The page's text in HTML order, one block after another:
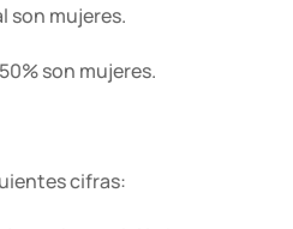
son mujeres.
son mujeres.
cifras: